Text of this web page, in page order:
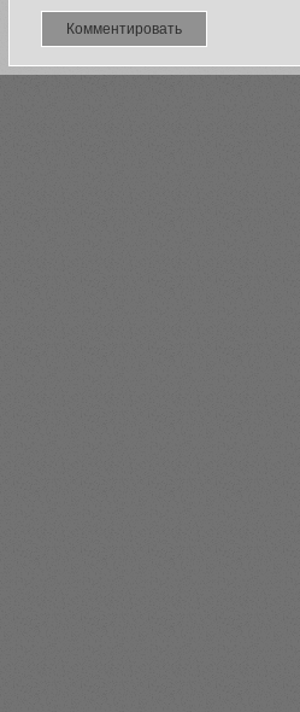
Комментировать